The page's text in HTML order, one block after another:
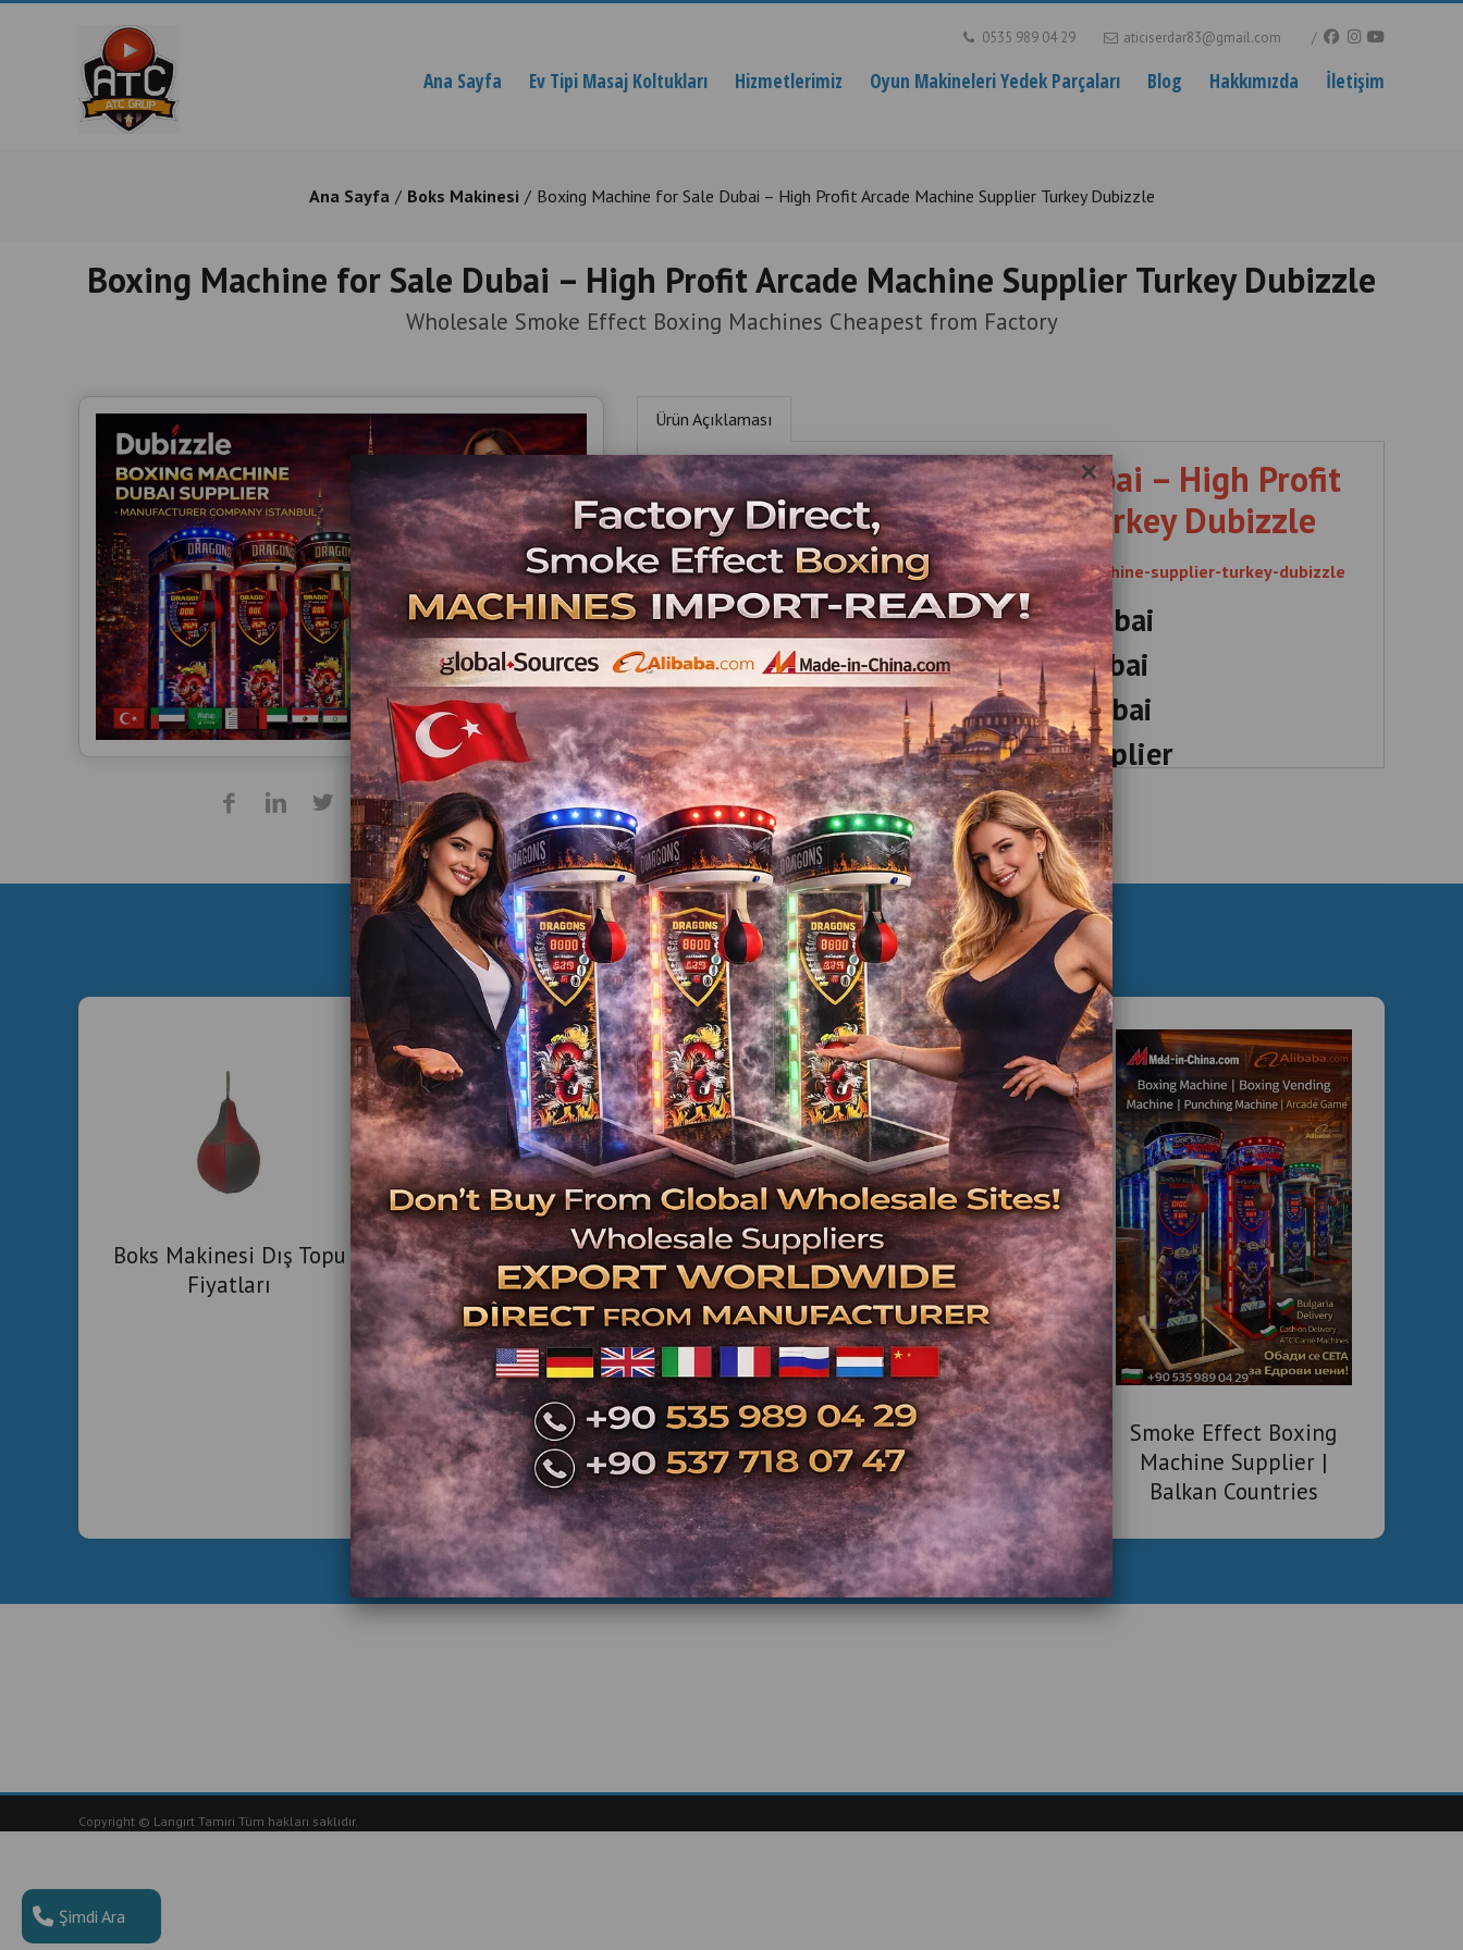
×
0535 989 04 29 aticiserdar83@gmail.com
Ana Sayfa Ev Tipi Masaj Koltukları Hizmetlerimiz Oyun Makineleri Yedek Parçaları Blog Hakkımızda İletişim
Ana Sayfa Boks Makinesi Boxing Machine for Sale Dubai – High Profit Arcade Machine Supplier Turkey Dubizzle
Boxing Machine for Sale Dubai – High Profit Arcade Machine Supplier Turkey Dubizzle
Wholesale Smoke Effect Boxing Machines Cheapest from Factory
Ürün Açıklaması
Boxing Machine for Sale Dubai – High Profit
Arcade Machine Supplier Turkey Dubizzle
boxing-machine-for-sale-dubai-high-profit-arcade-machine-supplier-turkey-dubizzle
boxing machine dubai
punch machine dubai
arcade machine dubai
boxing machine supplier
Boxing , Machine , for , Sale , Dubai , High , Profit , Arcade , Machine , Supplier , Turkey ,
Dubizzle , boxing machine dubai , punch machine dubai , arcade machine dubai , boxing
machine supplier
İlgili Ürünler
Boks Makinesi Dış Topu
Fiyatları
İkinci El Boks Makinesi
Satışı | Teknik Servis
Kontrolünden Geçmiş
Ticari Boks Makineleri
İkinci El Boks
Makineleri | Üretici
Firma ve Teknik Servis
Güvencesi
Smoke Effect Boxing
Machine Supplier |
Balkan Countries
Copyright © Langırt Tamiri Tüm hakları saklıdır.
Şimdi Ara